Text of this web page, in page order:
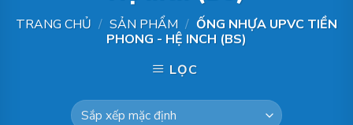
TRANG CHỦ / SẢN PHẨM / ỐNG NHỰA UPVC TIỀN
PHONG - HỆ INCH (BS)
LỌC